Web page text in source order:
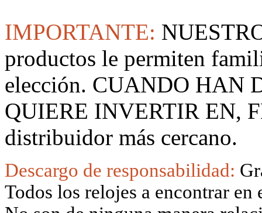
IMPORTANTE:
productos le permiten
elección. CUANDO HAN
QUIERE INVERTIR EN,
distribuidor más cercano.
Descargo de responsabilidad:
Todos los relojes a encontrar